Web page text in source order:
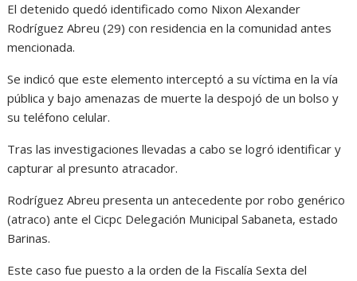
El detenido quedó identificado como Nixon Alexander
Rodríguez Abreu (29) con residencia en la comunidad antes
mencionada.
Se indicó que este elemento interceptó a su víctima en la vía
pública y bajo amenazas de muerte la despojó de un bolso y
su teléfono celular.
Tras las investigaciones llevadas a cabo se logró identificar y
capturar al presunto atracador.
Rodríguez Abreu presenta un antecedente por robo genérico
(atraco) ante el Cicpc Delegación Municipal Sabaneta, estado
Barinas.
Este caso fue puesto a la orden de la Fiscalía Sexta del